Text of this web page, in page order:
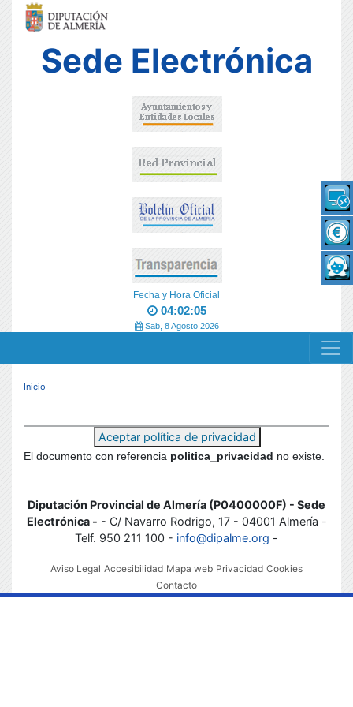
Sede Electrónica
Fecha y Hora Oficial
04:02:05
Sab, 8 Agosto 2026
MENÚ RESPONSIVE
Inicio -
Aceptar política de privacidad
El documento con referencia politica_privacidad no existe.
Diputación Provincial de Almería (P0400000F) - Sede
Electrónica - - C/ Navarro Rodrigo, 17 - 04001 Almería -
Telf. 950 211 100 - info@dipalme.org -
Aviso Legal Accesibilidad Mapa web Privacidad Cookies
Contacto